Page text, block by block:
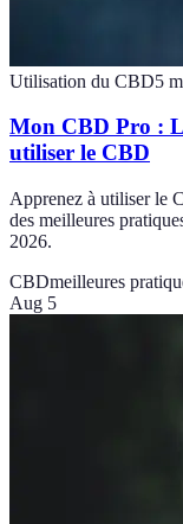
Utilisation du CBD5
Mon CBD Pro :
utiliser le CBD
Apprenez à utiliser le
des meilleures
2026.
CBDmeilleures
Aug 5